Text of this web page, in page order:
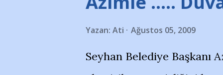
Hikayesi’ne başlıyorum…
kenarında 7 yaşında kara
Yazan: Ati Ağustos 05, 2009
Seyhan Belediye Başkanı